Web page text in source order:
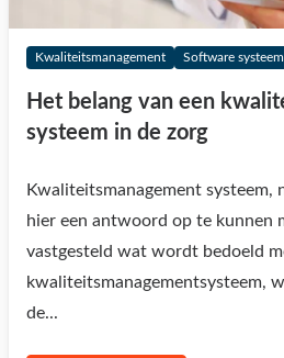
Kwaliteitsmanagement Software systeem
Het belang van een
systeem in de zorg
Kwaliteitsmanagement systeem,
hier een antwoord op te kunnen
vastgesteld wat wordt bedoeld
kwaliteitsmanagementsysteem,
de...